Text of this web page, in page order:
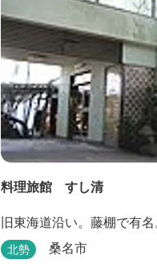
料理旅館 すし清
旧東海道沿い。藤棚で有名
北勢 桑名市